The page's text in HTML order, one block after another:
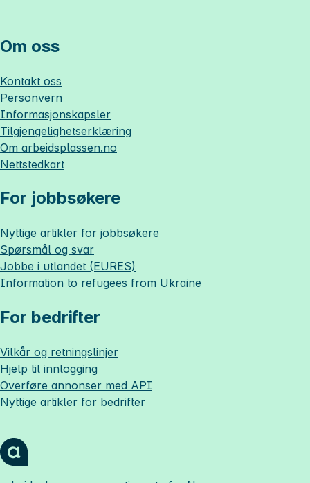
Om oss
Kontakt oss
Personvern
Informasjonskapsler
Tilgjengelighetserklæring
Om arbeidsplassen.no
Nettstedkart
For jobbsøkere
Nyttige artikler for jobbsøkere
Spørsmål og svar
Jobbe i utlandet (EURES)
Information to refugees from Ukraine
For bedrifter
Vilkår og retningslinjer
Hjelp til innlogging
Overføre annonser med API
Nyttige artikler for bedrifter